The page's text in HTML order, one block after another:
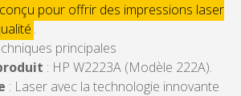
pour offrir des impressions laser
.
principales
: HP W2223A (Modèle 222A).
: Laser avec la technologie innovante